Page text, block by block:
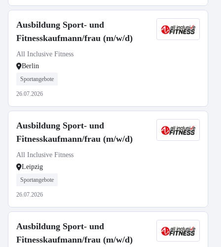
Ausbildung Sport- und
Fitnesskaufmann/frau (m/w/d)
All Inclusive Fitness
Berlin
Sportangebote
26.07.2026
Ausbildung Sport- und
Fitnesskaufmann/frau (m/w/d)
All Inclusive Fitness
Leipzig
Sportangebote
26.07.2026
Ausbildung Sport- und
Fitnesskaufmann/frau (m/w/d)